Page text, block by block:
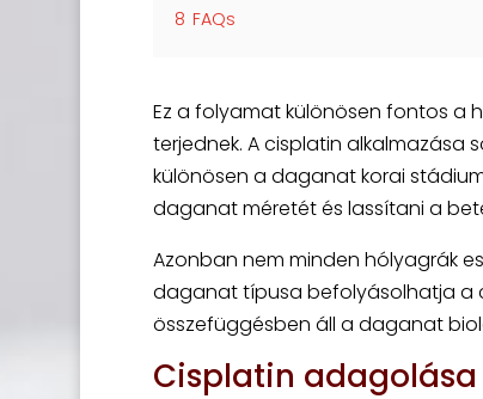
8 FAQs
Ez a folyamat különösen fontos a
terjednek. A cisplatin alkalmazása
különösen a daganat korai
daganat méretét és lassítani a
Azonban nem minden hólyagrák
daganat típusa befolyásolhatja a
összefüggésben áll a daganat
Cisplatin adagolása